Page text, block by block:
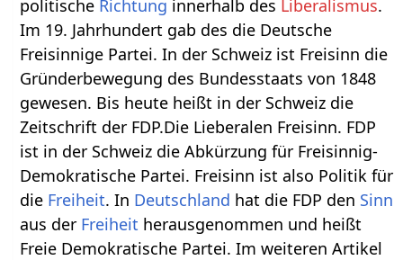
politische Richtung innerhalb des Liberalismus.
Im 19. Jahrhundert gab des die Deutsche
Freisinnige Partei. In der Schweiz ist Freisinn die
Gründerbewegung des Bundesstaats von 1848
gewesen. Bis heute heißt in der Schweiz die
Zeitschrift der FDP.Die Lieberalen Freisinn. FDP
ist in der Schweiz die Abkürzung für Freisinnig-
Demokratische Partei. Freisinn ist also Politik für
die Freiheit. In Deutschland hat die FDP den Sinn
aus der Freiheit herausgenommen und heißt
Freie Demokratische Partei. Im weiteren Artikel